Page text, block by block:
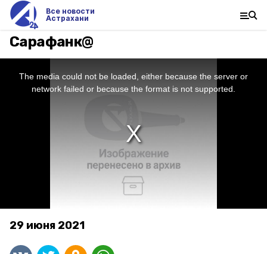
Все новости
Астрахани
Сарафанк@
The media could not be loaded, either because the server or
network failed or because the format is not supported.
29 июня 2021